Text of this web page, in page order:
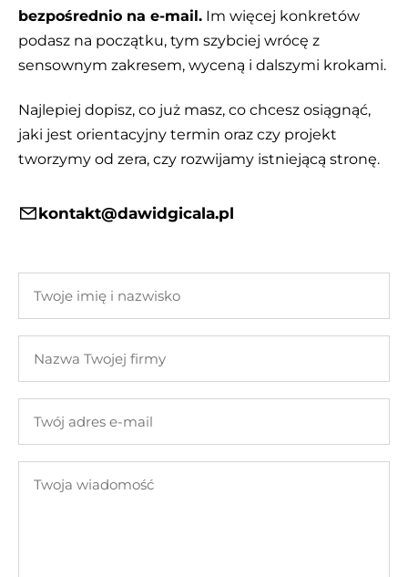
bezpośrednio na e-mail. Im więcej konkretów
podasz na początku, tym szybciej wrócę z
sensownym zakresem, wyceną i dalszymi krokami.
Najlepiej dopisz, co już masz, co chcesz osiągnąć,
jaki jest orientacyjny termin oraz czy projekt
tworzymy od zera, czy rozwijamy istniejącą stronę.
kontakt@dawidgicala.pl
imię
nazwisko
Twojej
adres
mail
wiadomość